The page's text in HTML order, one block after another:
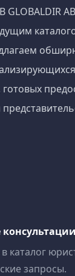
готовых
каталог
запросы.